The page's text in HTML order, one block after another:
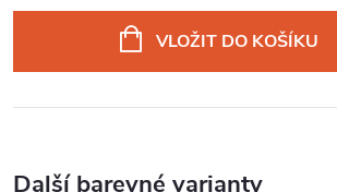
VLOŽIT DO KOŠÍKU